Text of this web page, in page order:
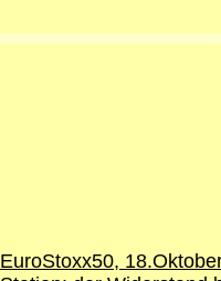
EuroStoxx50,